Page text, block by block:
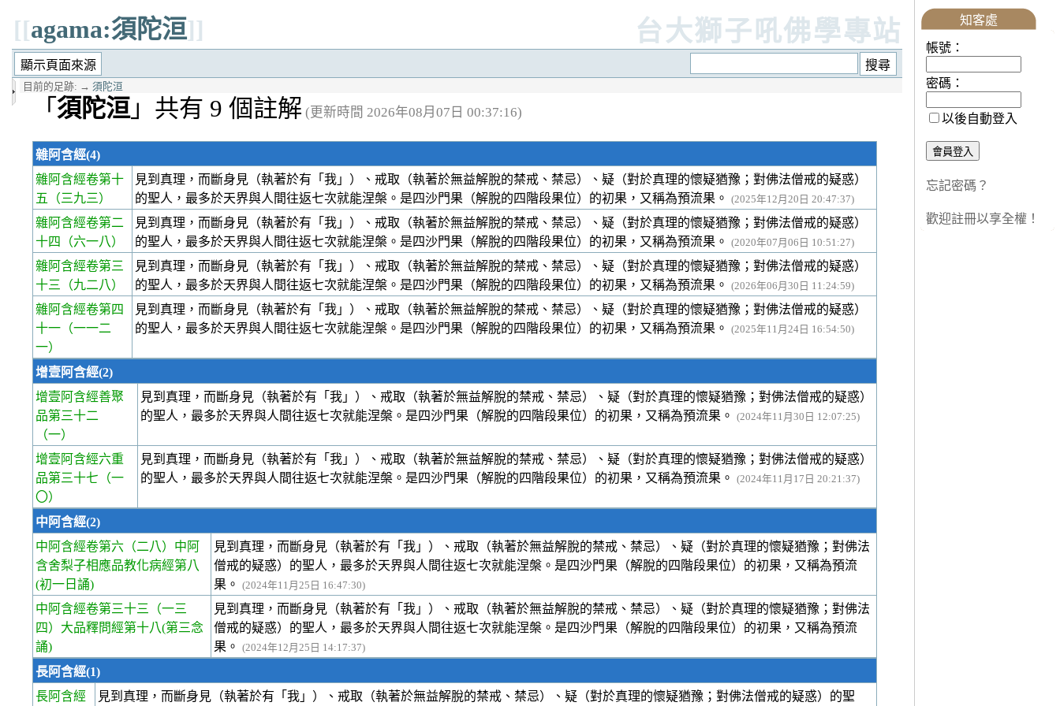
[[agama:須陀洹]] 台大獅子吼佛學專站
目前的足跡: → 須陀洹
「 須陀洹」共有 9 個註解 (更新時間 2026年08月07日 00:37:16)
雜阿含經(4)
雜阿含經卷第十
五
（三九三）
見到真理，而斷身見（執著於有「我」）、戒取（執著於無益解脫的禁戒、禁忌）、疑（對於真理的懷疑猶豫；對佛法僧戒的疑惑）
的聖人，最多於天界與人間往返七次就能涅槃。是四沙門果（解脫的四階段果位）的初果，又稱為預流果。
(2025年12月20日 20:47:37)
雜阿含經卷第二
十四
（六一八）
見到真理，而斷身見（執著於有「我」）、戒取（執著於無益解脫的禁戒、禁忌）、疑（對於真理的懷疑猶豫；對佛法僧戒的疑惑）
的聖人，最多於天界與人間往返七次就能涅槃。是四沙門果（解脫的四階段果位）的初果，又稱為預流果。
(2020年07月06日 10:51:27)
雜阿含經卷第三
十三
（九二八）
見到真理，而斷身見（執著於有「我」）、戒取（執著於無益解脫的禁戒、禁忌）、疑（對於真理的懷疑猶豫；對佛法僧戒的疑惑）
的聖人，最多於天界與人間往返七次就能涅槃。是四沙門果（解脫的四階段果位）的初果，又稱為預流果。
(2026年06月30日 11:24:59)
雜阿含經卷第四
十一 （一一二
一）
見到真理，而斷身見（執著於有「我」）、戒取（執著於無益解脫的禁戒、禁忌）、疑（對於真理的懷疑猶豫；對佛法僧戒的疑惑）
的聖人，最多於天界與人間往返七次就能涅槃。是四沙門果（解脫的四階段果位）的初果，又稱為預流果。
(2025年11月24日 16:54:50)
增壹阿含經(2)
增壹阿含經善聚
品第三十二
（一）
見到真理，而斷身見（執著於有「我」）、戒取（執著於無益解脫的禁戒、禁忌）、疑（對於真理的懷疑猶豫；對佛法僧戒的疑惑）
的聖人，最多於天界與人間往返七次就能涅槃。是四沙門果（解脫的四階段果位）的初果，又稱為預流果。
(2024年11月30日 12:07:25)
增壹阿含經六重
品第三十七 （一
〇）
見到真理，而斷身見（執著於有「我」）、戒取（執著於無益解脫的禁戒、禁忌）、疑（對於真理的懷疑猶豫；對佛法僧戒的疑惑）
的聖人，最多於天界與人間往返七次就能涅槃。是四沙門果（解脫的四階段果位）的初果，又稱為預流果。
(2024年11月17日 20:21:37)
中阿含經(2)
中阿含經卷第六 （二八）中阿
含舍梨子相應品教化病經第八
(初一日誦)
見到真理，而斷身見（執著於有「我」）、戒取（執著於無益解脫的禁戒、禁忌）、疑（對於真理的懷疑猶豫；對佛法
僧戒的疑惑）的聖人，最多於天界與人間往返七次就能涅槃。是四沙門果（解脫的四階段果位）的初果，又稱為預流
果。
(2024年11月25日 16:47:30)
中阿含經卷第三十三
（一三
四）大品釋問經第十八(第三念
誦)
見到真理，而斷身見（執著於有「我」）、戒取（執著於無益解脫的禁戒、禁忌）、疑（對於真理的懷疑猶豫；對佛法
僧戒的疑惑）的聖人，最多於天界與人間往返七次就能涅槃。是四沙門果（解脫的四階段果位）的初果，又稱為預流
果。
(2024年12月25日 14:17:37)
長阿含經(1)
長阿含經
見到真理，而斷身見（執著於有「我」）、戒取（執著於無益解脫的禁戒、禁忌）、疑（對於真理的懷疑猶豫；對佛法僧戒的疑惑）的聖
知客處
帳號：
密碼：
以後自動登入
忘記密碼？
歡迎註冊以享全權！